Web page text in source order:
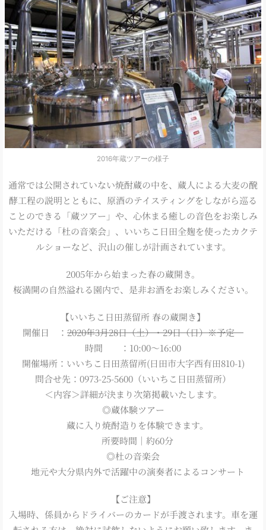
2016年蔵ツアーの様子
通常では公開されていない焼酎蔵の中を、蔵人による大麦の醗
酵工程の説明とともに、原酒のテイスティングをしながら巡る
ことのできる「蔵ツアー」や、心休まる癒しの音色をお楽しみ
いただける「杜の音楽会」、いいちこ日田全麹を使ったカクテ
ルショーなど、沢山の催しが計画されています。
2005年から始まった春の蔵開き。
桜満開の自然溢れる園内で、是非お酒をお楽しみください。
【いいちこ日田蒸留所 春の蔵開き】
開催日 ： 2020年3月28日（土）・29日（日）※予定
時間 ：10:00～16:00
開催場所：いいちこ日田蒸留所(日田市大字西有田810-1)
問合せ先：0973-25-5600（いいちこ日田蒸留所）
＜内容＞詳細が決まり次第掲載いたします。
◎蔵体験ツアー
蔵に入り焼酎造りを体験できます。
所要時間｜約60分
◎杜の音楽会
地元や大分県内外で活躍中の演奏者によるコンサート
【ご注意】
入場時、係員からドライバーのカードが手渡されます。車を運